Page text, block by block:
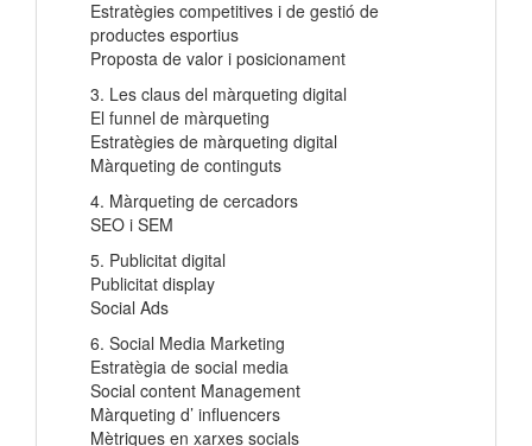
Estratègies competitives i de gestió de
productes esportius
Proposta de valor i posicionament
3. Les claus del màrqueting digital
El funnel de màrqueting
Estratègies de màrqueting digital
Màrqueting de continguts
4. Màrqueting de cercadors
SEO i SEM
5. Publicitat digital
Publicitat display
Social Ads
6. Social Media Marketing
Estratègia de social media
Social content Management
Màrqueting d’ influencers
Mètriques en xarxes socials